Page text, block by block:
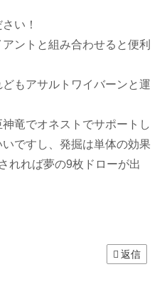
い！
ントと組み合わせると便利
もアサルトワイバーンと運
竜でオネストでサポートし
ですし、発掘は単体の効果
れれば夢の9枚ドローが出
返信